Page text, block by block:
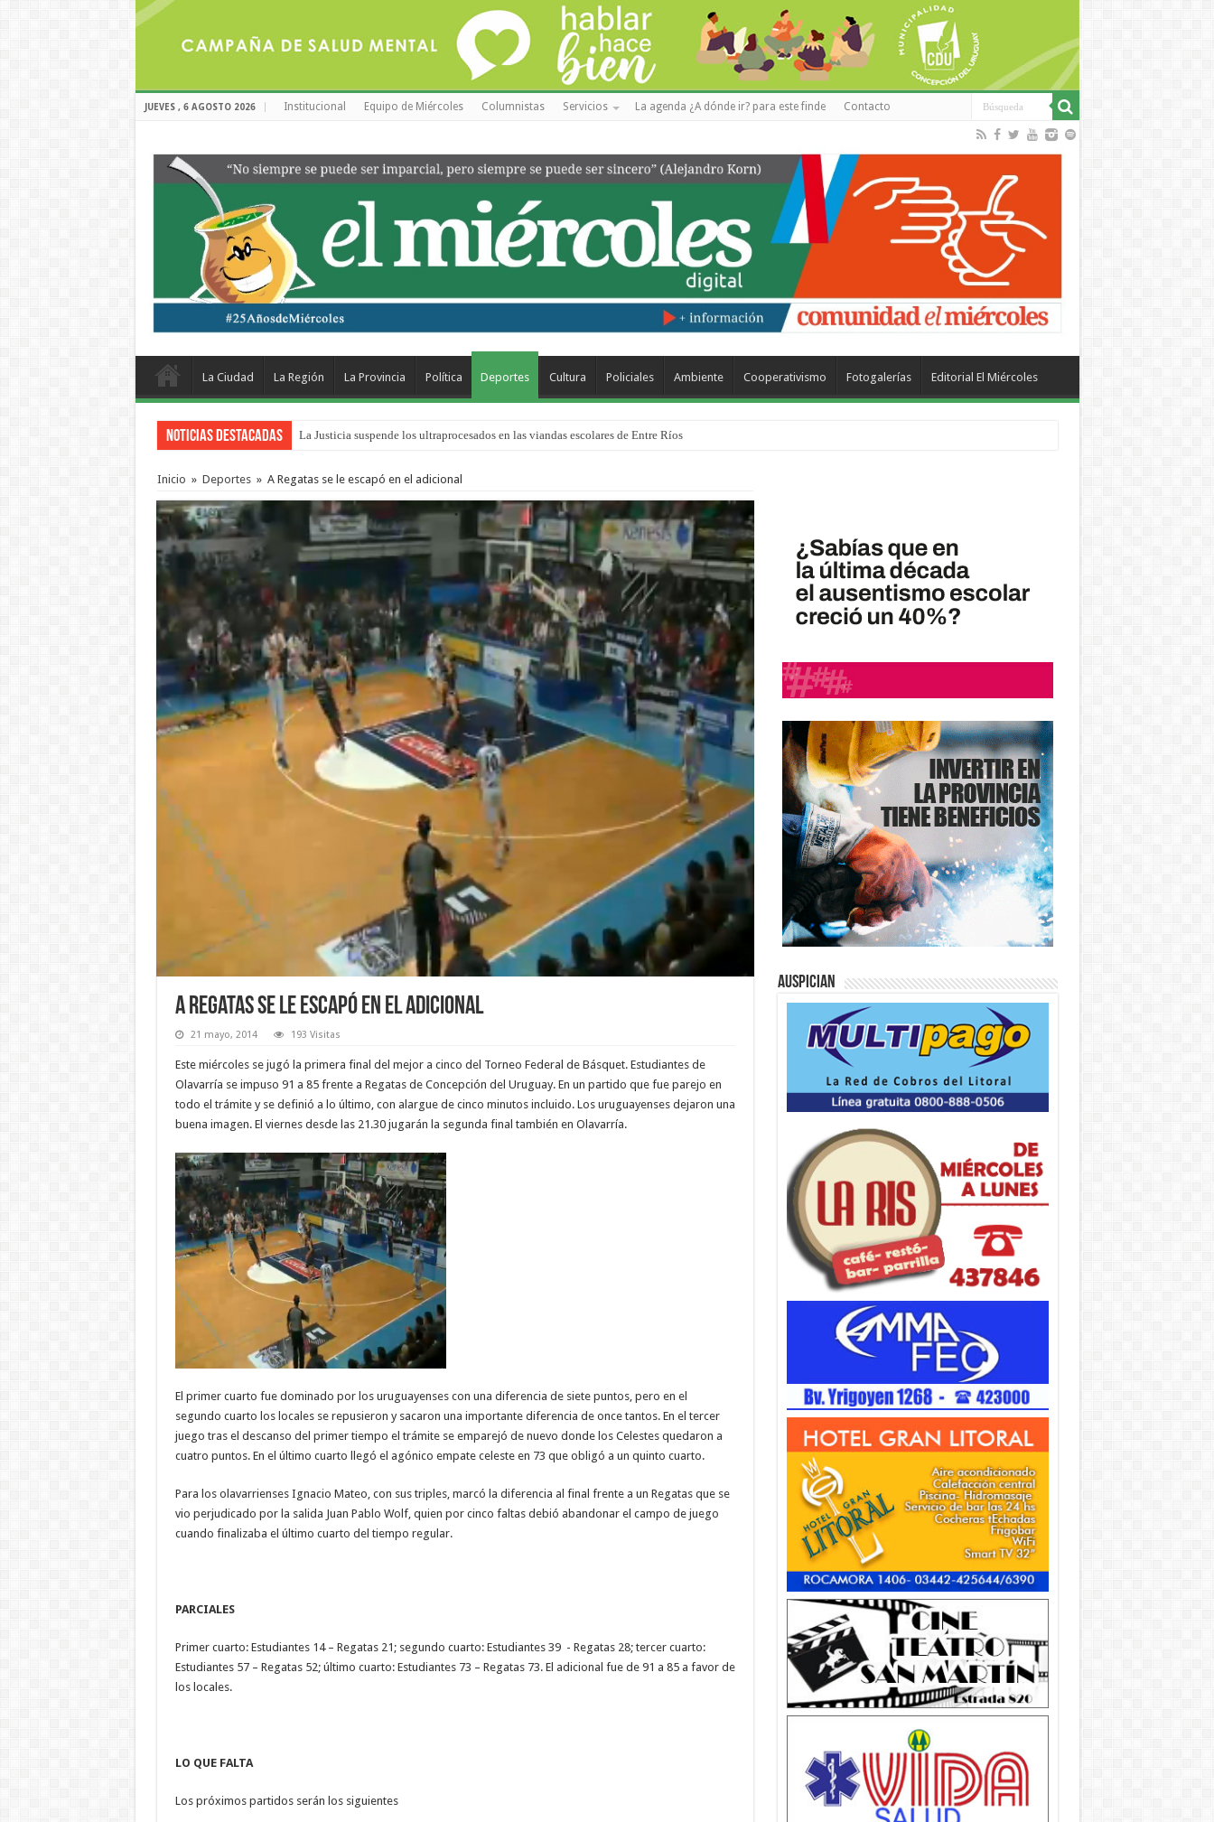
JUEVES , 6 AGOSTO 2026 Institucional Equipo de Miércoles Columnistas Servicios La agenda ¿A dónde ir? para este finde Contacto
La Ciudad La Región La Provincia Política Deportes Cultura Policiales Ambiente Cooperativismo Fotogalerías Editorial El Miércoles
Noticias Destacadas La Justicia suspende los ultraprocesados en las viandas escolares de Entre Ríos
Se presentará la obra “La Runfla de los Macanos”
Inicio » Deportes » A Regatas se le escapó en el adicional
A Regatas se le escapó en el adicional
21 mayo, 2014 193 Visitas
Este miércoles se jugó la primera final del mejor a cinco del Torneo Federal de Básquet. Estudiantes de
Olavarría se impuso 91 a 85 frente a Regatas de Concepción del Uruguay. En un partido que fue parejo en
todo el trámite y se definió a lo último, con alargue de cinco minutos incluido. Los uruguayenses dejaron una
buena imagen. El viernes desde las 21.30 jugarán la segunda final también en Olavarría.
El primer cuarto fue dominado por los uruguayenses con una diferencia de siete puntos, pero en el
segundo cuarto los locales se repusieron y sacaron una importante diferencia de once tantos. En el tercer
juego tras el descanso del primer tiempo el trámite se emparejó de nuevo donde los Celestes quedaron a
cuatro puntos. En el último cuarto llegó el agónico empate celeste en 73 que obligó a un quinto cuarto.
Para los olavarrienses Ignacio Mateo, con sus triples, marcó la diferencia al final frente a un Regatas que se
vio perjudicado por la salida Juan Pablo Wolf, quien por cinco faltas debió abandonar el campo de juego
cuando finalizaba el último cuarto del tiempo regular.
PARCIALES
Primer cuarto: Estudiantes 14 – Regatas 21; segundo cuarto: Estudiantes 39 - Regatas 28; tercer cuarto:
Estudiantes 57 – Regatas 52; último cuarto: Estudiantes 73 – Regatas 73. El adicional fue de 91 a 85 a favor de
los locales.
LO QUE FALTA
Los próximos partidos serán los siguientes
Auspician